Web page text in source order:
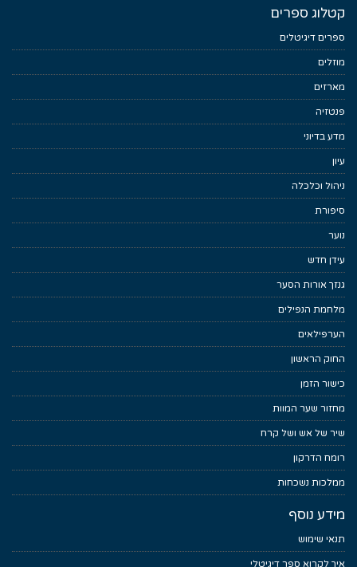
קטלוג ספרים
ספרים דיגיטלים
מוזלים
מארזים
פנטזיה
מדע בדיוני
עיון
ניהול וכלכלה
סיפורת
נוער
עידן חדש
גנזך אורות הסער
מלחמת הנפילים
הערפילאים
החוק הראשון
כישור הזמן
מחזור שער המוות
שיר של אש ושל קרח
רומח הדרקון
ממלכות נשכחות
מידע נוסף
תנאי שימוש
איך לקרוא ספר דיגיטלי